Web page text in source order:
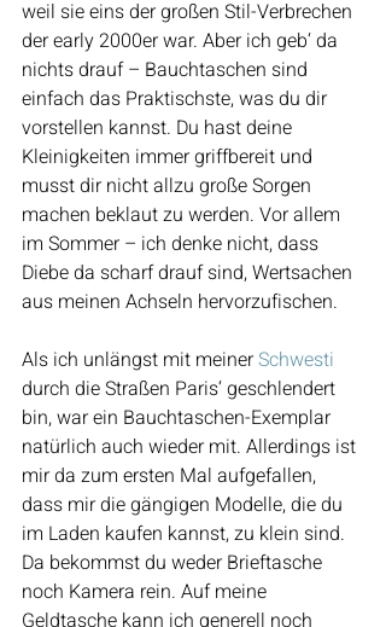
weil sie eins der großen Stil-Verbrechen
der early 2000er war. Aber ich geb‘ da
nichts drauf – Bauchtaschen sind
einfach das Praktischste, was du dir
vorstellen kannst. Du hast deine
Kleinigkeiten immer griffbereit und
musst dir nicht allzu große Sorgen
machen beklaut zu werden. Vor allem
im Sommer – ich denke nicht, dass
Diebe da scharf drauf sind, Wertsachen
aus meinen Achseln hervorzufischen.
Als ich unlängst mit meiner Schwesti
durch die Straßen Paris‘ geschlendert
bin, war ein Bauchtaschen-Exemplar
natürlich auch wieder mit. Allerdings ist
mir da zum ersten Mal aufgefallen,
dass mir die gängigen Modelle, die du
im Laden kaufen kannst, zu klein sind.
Da bekommst du weder Brieftasche
noch Kamera rein. Auf meine